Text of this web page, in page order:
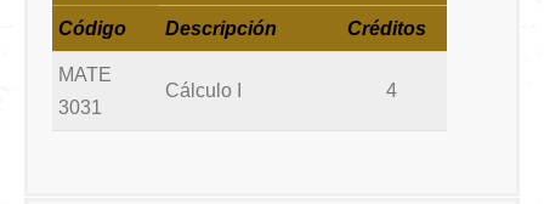
Código Descripción Créditos
MATE
3031
Cálculo I 4